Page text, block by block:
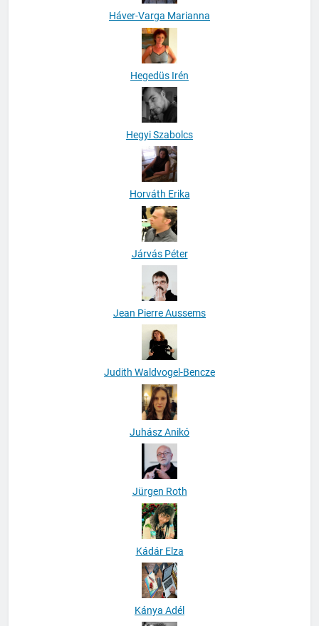
Háver-Varga Marianna
Hegedüs Irén
Hegyi Szabolcs
Horváth Erika
Járvás Péter
Jean Pierre Aussems
Judith Waldvogel-Bencze
Juhász Anikó
Jürgen Roth
Kádár Elza
Kánya Adél